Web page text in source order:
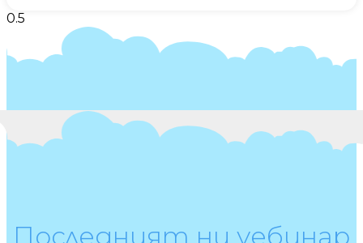
Последният ни уебинар